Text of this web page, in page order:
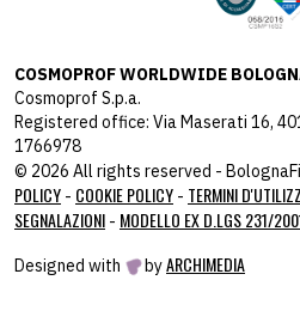
COSMOPROF WORLDWIDE
Cosmoprof S.p.a.
Registered office: Via Maserati 16,
1766978
© 2026 All rights reserved -
POLICY - COOKIE POLICY - TERMINI
SEGNALAZIONI - MODELLO EX D.LGS 231/
Designed with byARCHIMEDIA